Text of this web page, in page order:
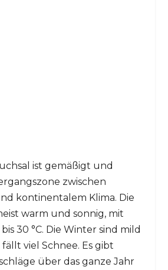
ist gemäßigt und
zwischen
kontinentalem Klima. Die
warm und sonnig, mit
30 °C. Die Winter sind mild
viel Schnee. Es gibt
über das ganze Jahr